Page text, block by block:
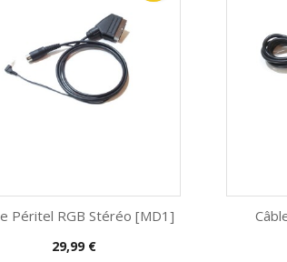
Aperçu rapide
Péritel RGB Stéréo [MD1]
Prix
29,99 €